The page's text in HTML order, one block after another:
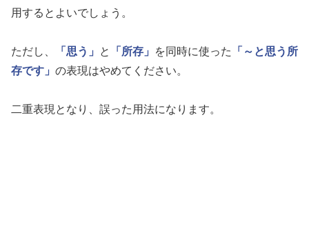
用するとよいでしょう。
ただし、 「思う」 と 「所存」 を同時に使った
「～と思う所
存です」 の表現はやめてください。
二重表現となり、誤った用法になります。